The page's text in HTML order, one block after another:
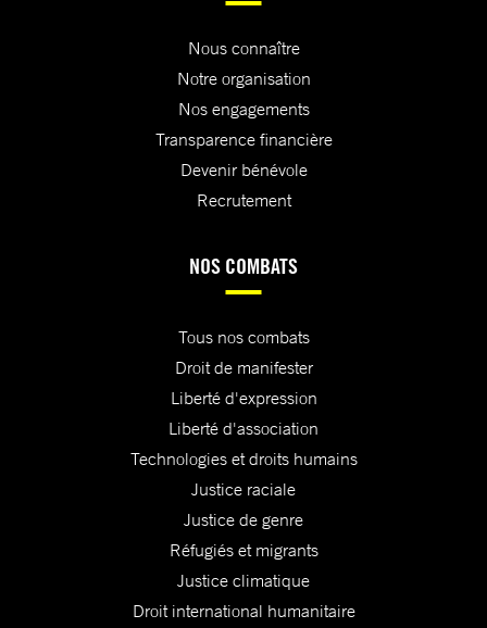
Nous connaître
Notre organisation
Nos engagements
Transparence financière
Devenir bénévole
Recrutement
NOS COMBATS
Tous nos combats
Droit de manifester
Liberté d'expression
Liberté d'association
Technologies et droits humains
Justice raciale
Justice de genre
Réfugiés et migrants
Justice climatique
Droit international humanitaire